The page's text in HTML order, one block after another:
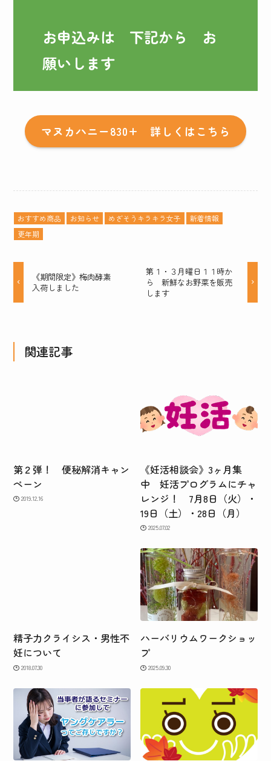
お申込みは　下記から　お
願いします
マヌカハニー830+ 詳しくはこちら
おすすめ商品 お知らせ めざそうキラキラ女子
新着情報
更年期
《期間限定》梅肉酵素
入荷しました
第１・３月曜日１１時か
ら 新鮮なお野菜を販売
します
関連記事
第２弾！ 便秘解消キャン
ペーン
2019.12.16
《妊活相談会》3ヶ月集
中 妊活プログラムにチャ
レンジ！ 7月8日（火）・
19日（土）・28日（月）
2025.07.02
精子力クライシス・男性不
妊について
2018.07.30
ハーバリウムワークショッ
プ
2025.09.30